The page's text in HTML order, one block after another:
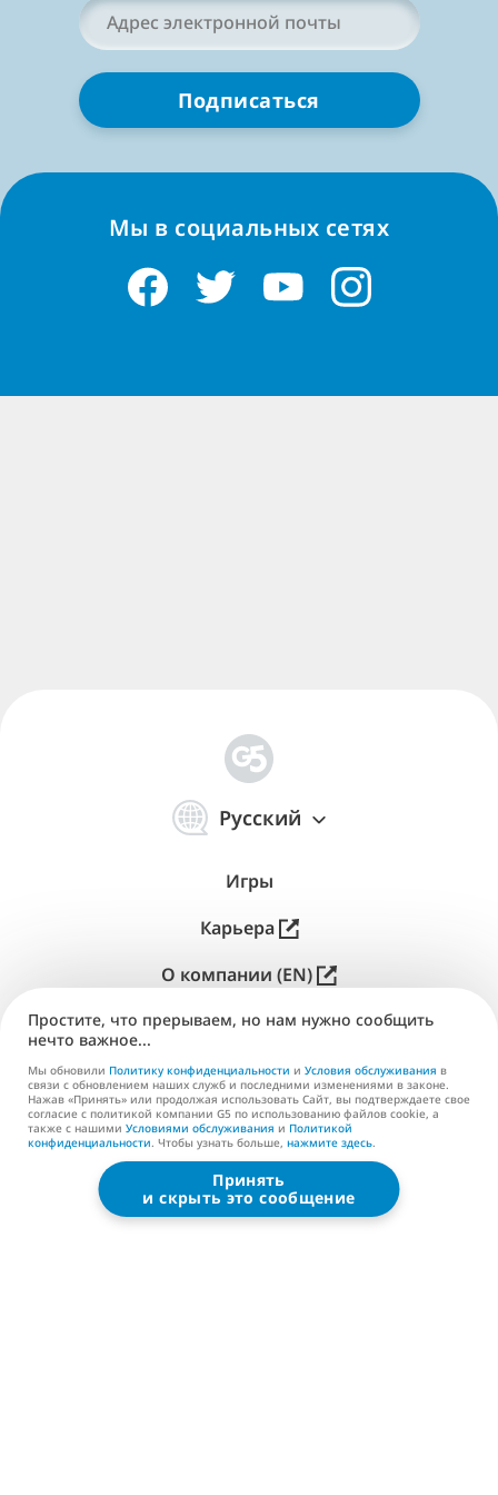
электронной
почты
Мы в социальных сетях
Русский
体
中
Игры
Карьера
О компании (EN)
Паблишинг (EN)
Поддержка
Контакты (EN)
G5 ENTERTAINMENT ®
© 2026 G5 Entertainment AB
Простите, что прерываем, но нам нужно сообщить
нечто важное...
Мы обновили Политику конфиденциальности и Условия обслуживания в
связи с обновлением наших служб и последними изменениями в законе.
Нажав «Принять» или продолжая использовать Сайт, вы подтверждаете свое
согласие с политикой компании G5 по использованию файлов cookie, а
также с нашими Условиями обслуживания и Политикой
конфиденциальности. Чтобы узнать больше, нажмите здесь.
Принять
и скрыть это сообщение